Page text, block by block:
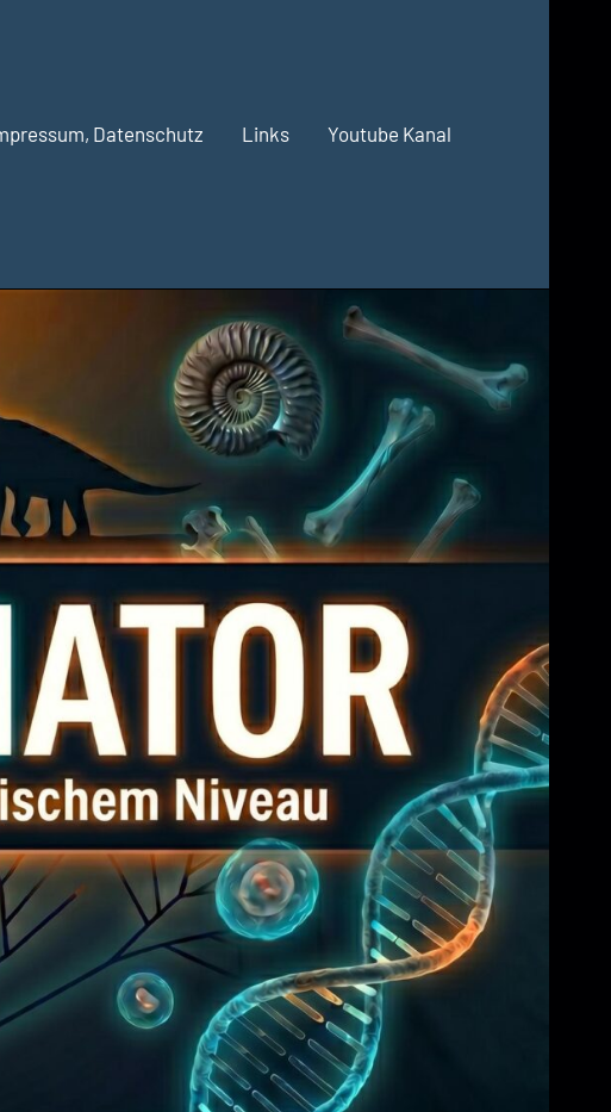
Datenschutz Links Youtube Kanal